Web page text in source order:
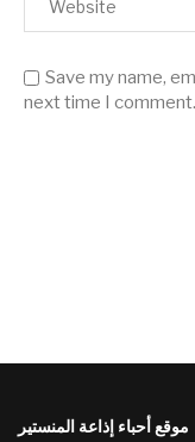
Save my name,
next time I comment.
موقع أحباء إذاعة المنستير